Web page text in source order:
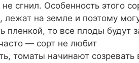
сгнил. Особенность этого
лежат на земле и поэтому
пленкой, то все плоды будут
— сорт не любит
томаты начинают созревать